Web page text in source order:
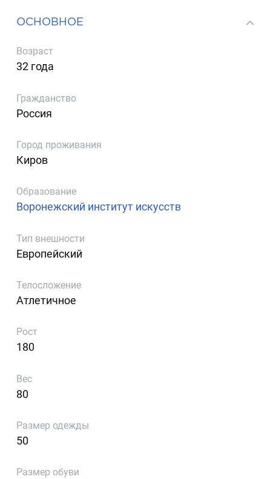
ОСНОВНОЕ
Возраст
32 года
Гражданство
Россия
Город проживания
Киров
Образование
Воронежский институт искусств
Тип внешности
Европейский
Телосложение
Атлетичное
Рост
180
Вес
80
Размер одежды
50
Размер обуви